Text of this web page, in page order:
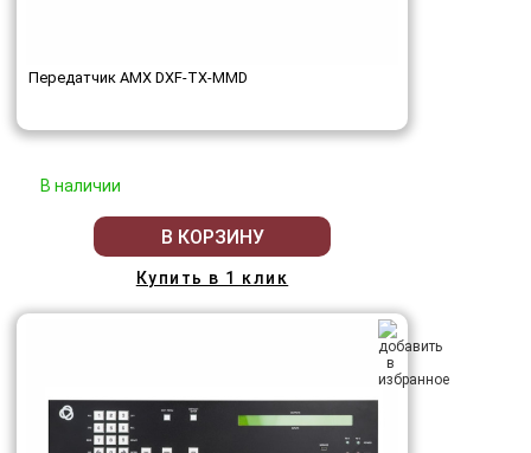
Передатчик AMX DXF-TX-MMD
В наличии
В КОРЗИНУ
Купить в 1 клик